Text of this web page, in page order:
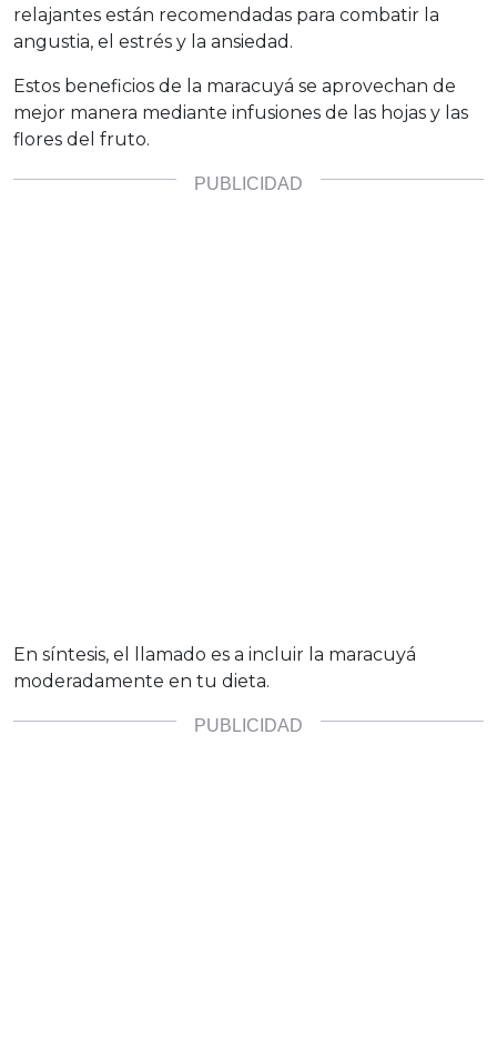
relajantes están recomendadas para combatir la
angustia, el estrés y la ansiedad.
Estos beneficios de la maracuyá se aprovechan de
mejor manera mediante infusiones de las hojas y las
flores del fruto.
En síntesis, el llamado es a incluir la maracuyá
moderadamente en tu dieta.